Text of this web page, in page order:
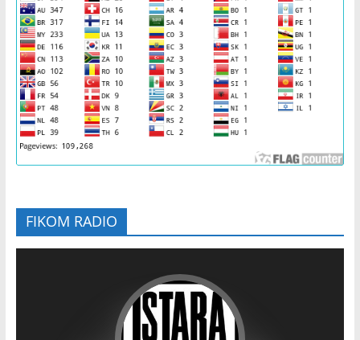
FIKOM RADIO